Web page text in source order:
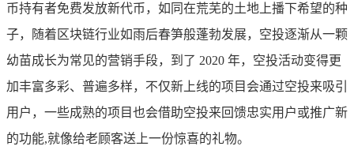
币持有者免费发放新代币，如同在荒芜的土地上播下希望的种
子，随着区块链行业如雨后春笋般蓬勃发展，空投逐渐从一颗
幼苗成长为常见的营销手段，到了 2020 年，空投活动变得更
加丰富多彩、普遍多样，不仅新上线的项目会通过空投来吸引
用户，一些成熟的项目也会借助空投来回馈忠实用户或推广新
的功能,就像给老顾客送上一份惊喜的礼物。